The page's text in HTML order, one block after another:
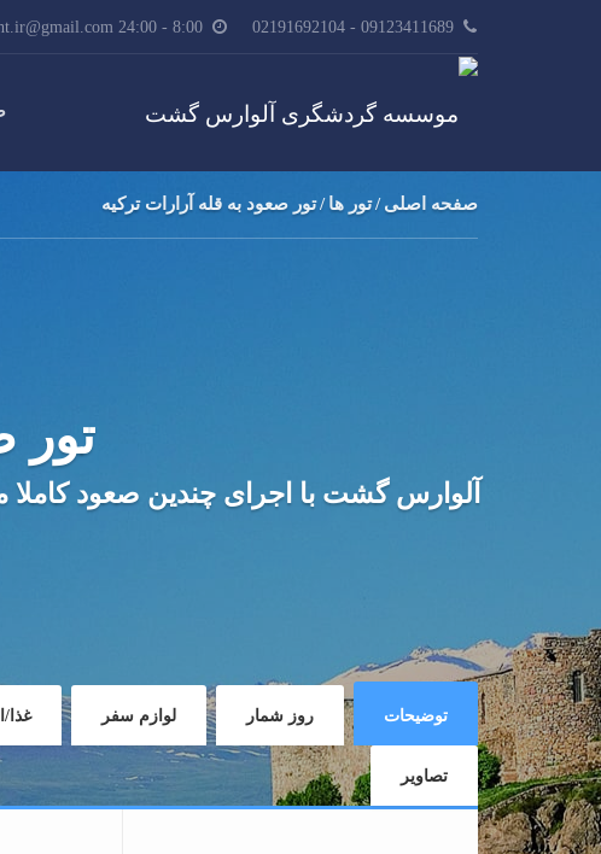
09123411689 - 02191692104
8:00 - alvaresgasht.ir@gmail.com 24:00
صفحه اصلی تور ها تور صعود به قله آرارات ترکیه
تور
آلوارس گشت با اجرای چندین صعود کاملا
توضیحات روز شمار لوازم سفر
تصاویر